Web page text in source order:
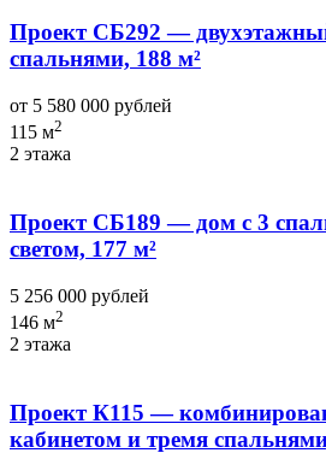
Проект СБ292 —
спальнями, 188 м²
от 5 580 000 рублей
115 м2
2 этажа
Проект СБ189 — дом с 3
светом, 177 м²
5 256 000 рублей
146 м2
2 этажа
Проект К115 —
кабинетом и тремя